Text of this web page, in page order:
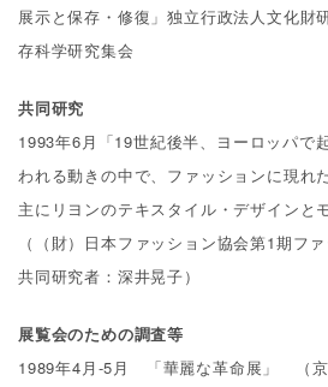
展示と保存・修復」独立行政法人文化財
存科学研究集会
共同研究
1993年6月「19世紀後半、ヨーロッパで
われる動きの中で、ファッションに現
主にリヨンのテキスタイル・デザインと
（（財）日本ファッション協会第1期フ
共同研究者：深井晃子）
展覧会のための調査等
1989年4月-5月 「華麗な革命展」 （京